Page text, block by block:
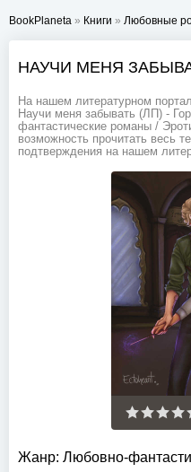
BookPlaneta » Книги » Любовные
НАУЧИ МЕНЯ
На нашем литературном
Научи меня забывать (ЛП) -
фантастические романы /
возможность прочитать весь
подтверждения на нашем
Жанр: Любовно-